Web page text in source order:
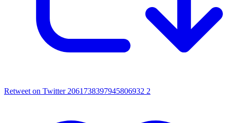
Retweet on Twitter 2061738397945806932 2